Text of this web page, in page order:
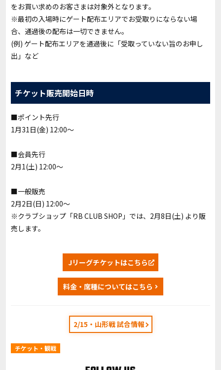
をお買い求めのお客さまは対象外となります。
※最初の入場時にゲート配布エリアでお受取りにならない場
合、通過後の配布は一切できません。
(例) ゲート配布エリアを通過後に「受取っていない旨のお申し
出」など
チケット販売開始日時
■ポイント先行
1月31日(金) 12:00～
■会員先行
2月1(土) 12:00～
■一般販売
2月2日(日) 12:00～
※クラブショップ「RB CLUB SHOP」では、2月8日(土) より販
売します。
Jリーグチケットはこちら
料金・席種についてはこちら
2/15・山形戦 試合情報
チケット・観戦